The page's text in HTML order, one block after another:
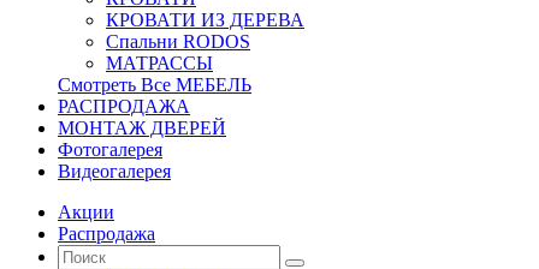
КРОВАТИ ИЗ ДЕРЕВА
Спальни RODOS
МАТРАССЫ
Смотреть Все МЕБЕЛЬ
РАСПРОДАЖА
МОНТАЖ ДВЕРЕЙ
Фотогалерея
Видеогалерея
Акции
Распродажа